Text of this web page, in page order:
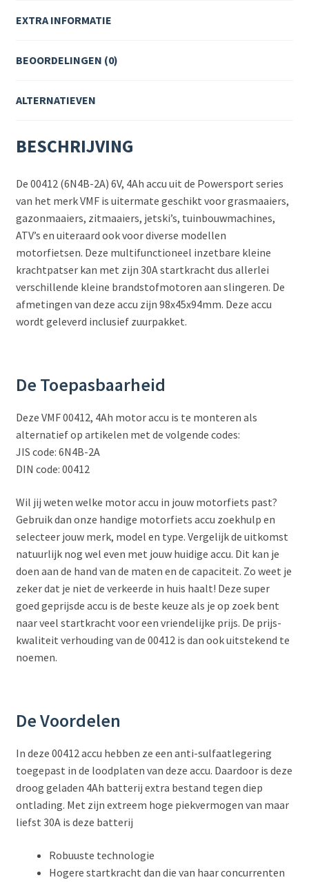
EXTRA INFORMATIE
BEOORDELINGEN (0)
ALTERNATIEVEN
BESCHRIJVING
De 00412 (6N4B-2A) 6V, 4Ah accu uit de Powersport series
van het merk VMF is uitermate geschikt voor grasmaaiers,
gazonmaaiers, zitmaaiers, jetski’s, tuinbouwmachines,
ATV’s en uiteraard ook voor diverse modellen
motorfietsen. Deze multifunctioneel inzetbare kleine
krachtpatser kan met zijn 30A startkracht dus allerlei
verschillende kleine brandstofmotoren aan slingeren. De
afmetingen van deze accu zijn 98x45x94mm. Deze accu
wordt geleverd inclusief zuurpakket.
De Toepasbaarheid
Deze VMF 00412, 4Ah motor accu is te monteren als
alternatief op artikelen met de volgende codes:
JIS code: 6N4B-2A
DIN code: 00412
Wil jij weten welke motor accu in jouw motorfiets past?
Gebruik dan onze handige motorfiets accu zoekhulp en
selecteer jouw merk, model en type. Vergelijk de uitkomst
natuurlijk nog wel even met jouw huidige accu. Dit kan je
doen aan de hand van de maten en de capaciteit. Zo weet je
zeker dat je niet de verkeerde in huis haalt! Deze super
goed geprijsde accu is de beste keuze als je op zoek bent
naar veel startkracht voor een vriendelijke prijs. De prijs-
kwaliteit verhouding van de 00412 is dan ook uitstekend te
noemen.
De Voordelen
In deze 00412 accu hebben ze een anti-sulfaatlegering
toegepast in de loodplaten van deze accu. Daardoor is deze
droog geladen 4Ah batterij extra bestand tegen diep
ontlading. Met zijn extreem hoge piekvermogen van maar
liefst 30A is deze batterij
Robuuste technologie
Hogere startkracht dan die van haar concurrenten